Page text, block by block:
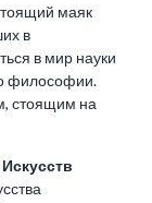
маяк
в
в мир науки
философии.
стоящим на